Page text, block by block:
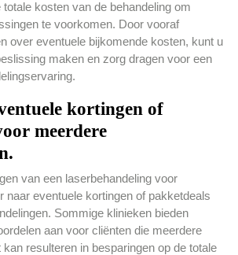
kosten van de behandeling om
te voorkomen. Door vooraf
over eventuele bijkomende kosten, kunt u
maken en zorg dragen voor een
kortingen of
meerdere
van een laserbehandeling voor
naar eventuele kortingen of pakketdeals
Sommige klinieken bieden
aan voor cliënten die meerdere
resulteren in besparingen op de totale